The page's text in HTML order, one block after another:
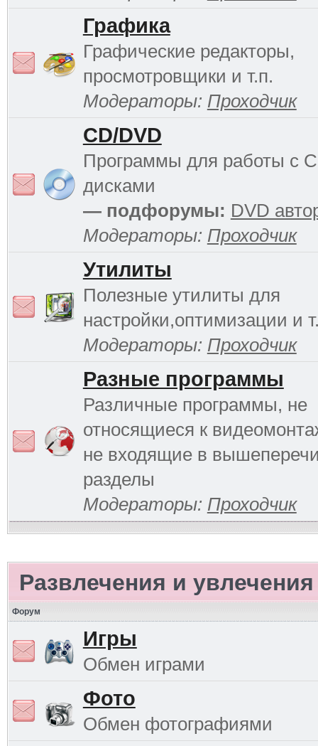
Графика
Графические редакторы,
просмотровщики и т.п.
Модераторы: Проходчик
CD/DVD
Программы для работы с
дисками
— подфорумы: DVD
Модераторы: Проходчик
Утилиты
Полезные утилиты для
настройки,оптимизации и
Модераторы: Проходчик
Разные программы
Различные программы, не
относящиеся к
не входящие в
разделы
Модераторы: Проходчик
Развлечения и увлечения
Форум
Игры
Обмен играми
Фото
Обмен фотографиями